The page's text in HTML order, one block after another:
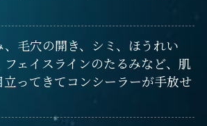
、毛穴の開き、シミ、ほうれい
ェイスラインのたるみなど、 肌
立ってきてコンシーラーが手放せ